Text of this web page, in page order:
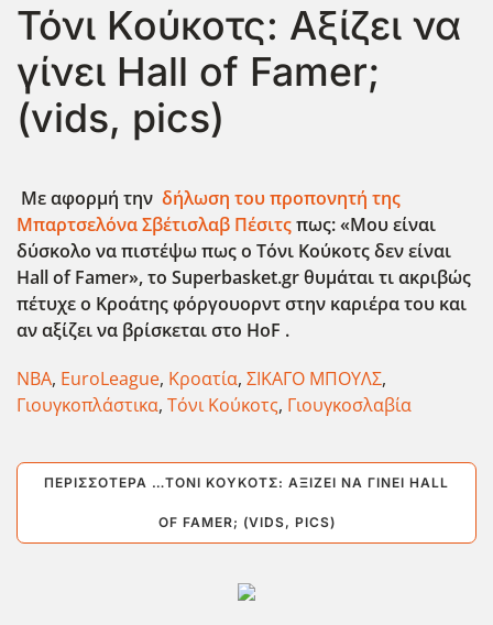
Τόνι Κούκοτς: Αξίζει να
γίνει Hall of Famer;
(vids, pics)
Με αφορμή την δήλωση του προπονητή της
Μπαρτσελόνα Σβέτισλαβ Πέσιτςπως: «Μου είναι
δύσκολο να πιστέψω πως ο Τόνι Κούκοτς δεν είναι
Hall of Famer», το Superbasket.gr θυμάται τι ακριβώς
πέτυχε ο Κροάτης φόργουορντ στην καριέρα του και
αν αξίζει να βρίσκεται στο HoF .
NBA, EuroLeague, Κροατία, ΣΙΚΑΓΟ ΜΠΟΥΛΣ,
Γιουγκοπλάστικα, Τόνι Κούκοτς, Γιουγκοσλαβία
ΠΕΡΙΣΣΌΤΕΡΑ …ΤΌΝΙ ΚΟΎΚΟΤΣ: ΑΞΊΖΕΙ ΝΑ ΓΊΝΕΙ HALL
OF FAMER; (VIDS, PICS)